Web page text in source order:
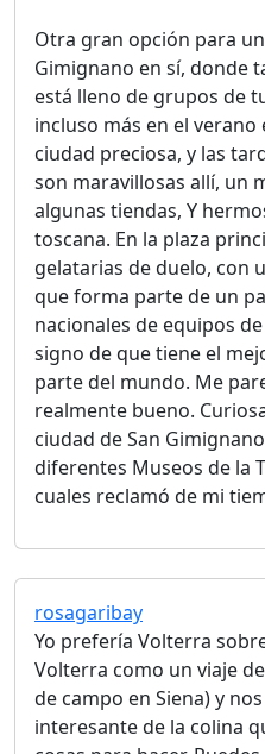
Otra gran opción para
Gimignano en sí, donde
está lleno de grupos de
incluso más en el verano
ciudad preciosa, y las
son maravillosas allí, un
algunas tiendas, Y
toscana. En la plaza
gelatarias de duelo, con
que forma parte de un
nacionales de equipos
signo de que tiene el
parte del mundo. Me
realmente bueno.
ciudad de San
diferentes Museos de la
cuales reclamó de mi
rosagaribay
Yo prefería Volterra
Volterra como un viaje
de campo en Siena) y
interesante de la colina